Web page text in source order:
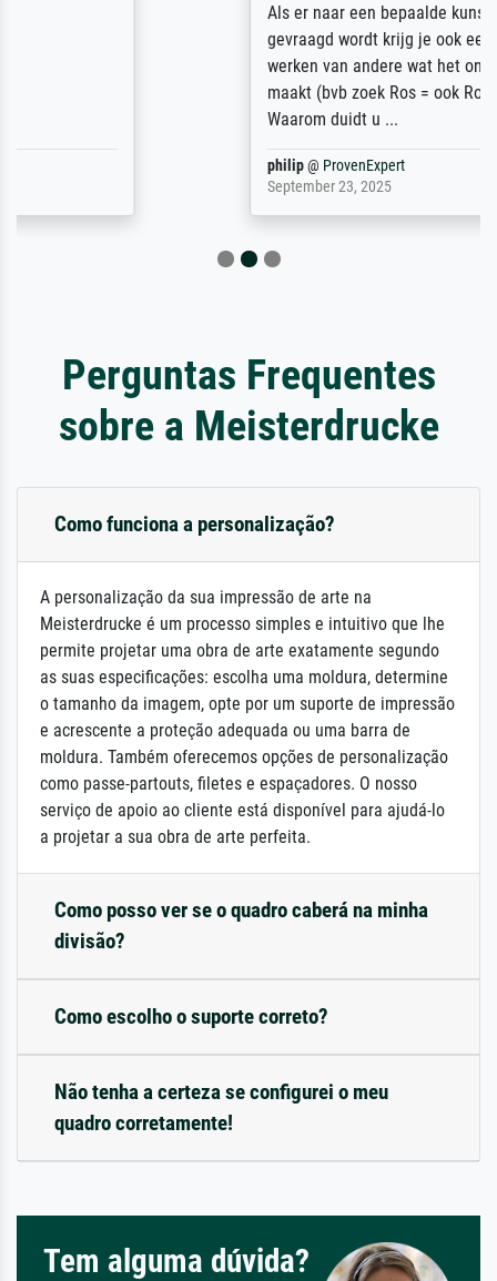
Als er naar een bepaalde kunstenaar
gevraagd wordt krijg je ook een aantal
werken van andere wat het onoverzichtelijk
maakt (bvb zoek Ros = ook Rops, Rose etc).
Perguntas Frequentes
sobre a Meisterdrucke
Como funciona a personalização?
A personalização da sua impressão de arte na
Meisterdrucke é um processo simples e intuitivo que lhe
permite projetar uma obra de arte exatamente segundo
as suas especificações: escolha uma moldura, determine
o tamanho da imagem, opte por um suporte de impressão
e acrescente a proteção adequada ou uma barra de
moldura. Também oferecemos opções de personalização
como passe-partouts, filetes e espaçadores. O nosso
serviço de apoio ao cliente está disponível para ajudá-lo
a projetar a sua obra de arte perfeita.
Como posso ver se o quadro caberá na minha
divisão?
Como escolho o suporte correto?
Não tenha a certeza se configurei o meu
quadro corretamente!
Tem alguma dúvida?